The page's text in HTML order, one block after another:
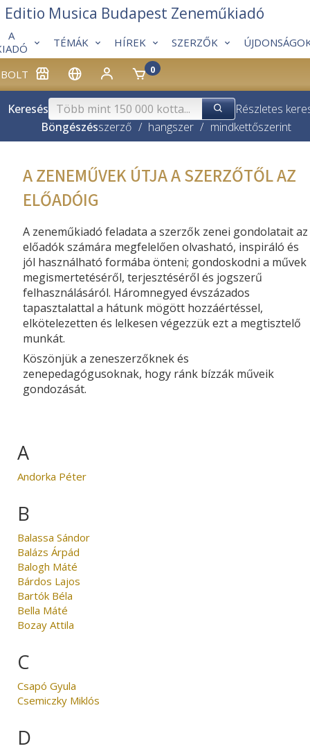
BOLT 0
A
TÉMÁK HÍREK SZERZŐK
Editio Musica Budapest Zeneműkiadó
Keresés
Részletes
Böngészésszerző / hangszer / mindkettőszerint
A ZENEMŰVEK ÚTJA A SZERZŐTŐL AZ
ELŐADÓIG
A zeneműkiadó feladata a szerzők zenei gondolatait az
előadók számára megfelelően olvasható, inspiráló és
jól használható formába önteni; gondoskodni a művek
megismertetéséről, terjesztéséről és jogszerű
felhasználásáról. Háromnegyed évszázados
tapasztalattal a hátunk mögött hozzáértéssel,
elkötelezetten és lelkesen végezzük ezt a megtisztelő
munkát.
Köszönjük a zeneszerzőknek és
zenepedagógusoknak, hogy ránk bízzák műveik
gondozását.
A
Andorka Péter
B
Balassa Sándor
Balázs Árpád
Balogh Máté
Bárdos Lajos
Bartók Béla
Bella Máté
Bozay Attila
C
Csapó Gyula
Csemiczky Miklós
D